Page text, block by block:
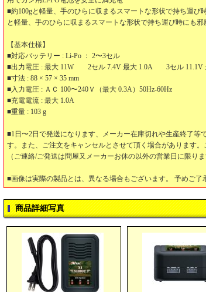
■約100gと軽量、手のひらに収まるスマートな形状で持ち運び
と軽量、手のひらに収まるスマートな形状で持ち運び時にも邪
【基本仕様】
■対応バッテリー : Li-Po ： 2〜3セル
■出力電圧 : 最大 11W 2セル 7.4V 最大 1.0A 3セル 11.1V
■寸法 : 88 × 57 × 35 mm
■入力電圧 : ＡＣ 100〜240Ｖ（最大 0.3A）50Hz-60Hz
■充電電流 : 最大 1.0A
■重量 : 103 g
■1日〜2日で発送になります、メーカー在庫切れや生産終了等
す。また、ご注文をキャンセルとさせて頂く場合があります
（ご連絡/ご発送は問屋又メーカーお休の以外の営業日に限りま
■画像は実際の製品とは、異なる場合もございます。 予めご了
商品詳細写真